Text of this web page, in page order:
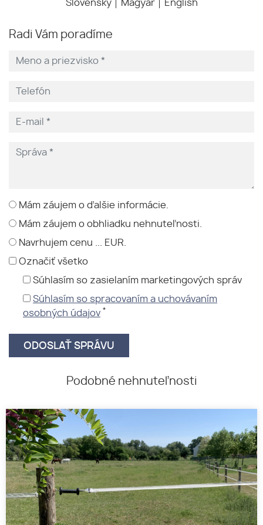
Slovensky Magyar English
Radi Vám poradíme
Mám záujem o ďalšie informácie.
Mám záujem o obhliadku nehnuteľnosti.
Navrhujem cenu ... EUR.
Označiť všetko
Súhlasím so zasielaním marketingových správ
Súhlasím so spracovaním a uchovávaním
osobných údajov *
Podobné nehnuteľnosti